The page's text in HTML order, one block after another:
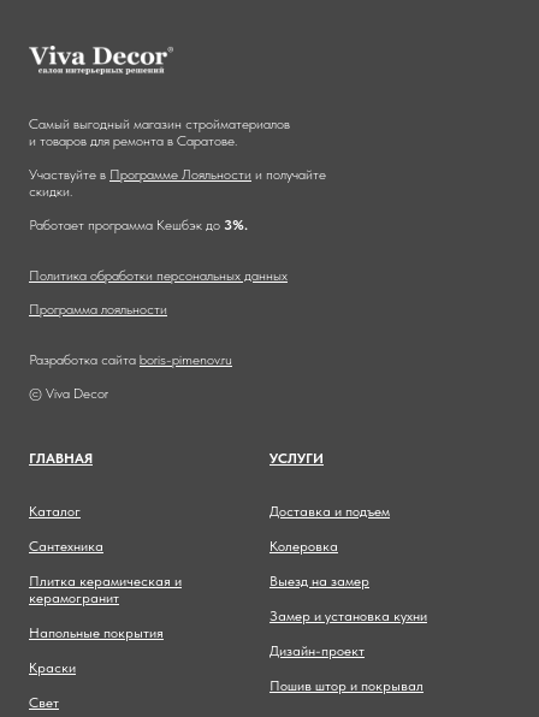
Самый выгодный магазин стройматериалов
и товаров для ремонта в Саратове.
Участвуйте в Программе Лояльности и получайте
скидки.
Работает программа Кешбэк до 3%.
Политика обработки персональных данных
Программа лояльности
Разработка сайта boris-pimenov.ru
© Viva Decor
ГЛАВНАЯ
Каталог
Сантехника
Плитка керамическая и
керамогранит
Напольные покрытия
Краски
Свет
УСЛУГИ
Доставка и подъем
Колеровка
Выезд на замер
Замер и установка кухни
Дизайн-проект
Пошив штор и покрывал